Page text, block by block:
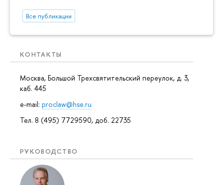
Все публикации
КОНТАКТЫ
Москва, Большой Трехсвятительский переулок, д. 3,
каб. 445
e-mail: proclaw@hse.ru
Тел. 8 (495) 7729590, доб. 22735
РУКОВОДСТВО